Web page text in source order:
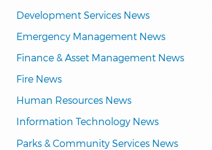
Development Services News
Emergency Management News
Finance & Asset Management News
Fire News
Human Resources News
Information Technology News
Parks & Community Services News